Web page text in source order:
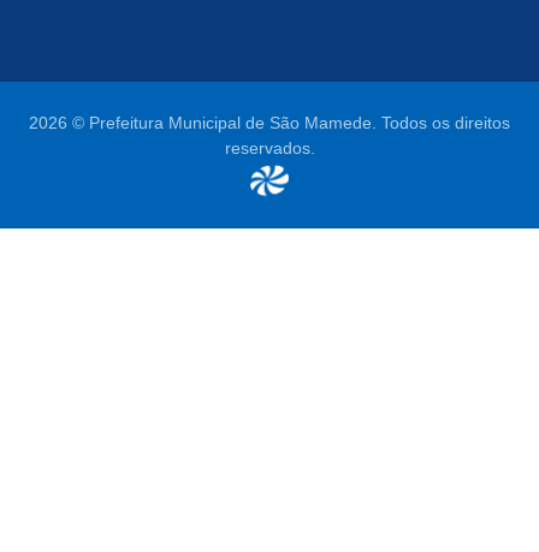
2026 © Prefeitura Municipal de São Mamede. Todos os direitos
reservados.